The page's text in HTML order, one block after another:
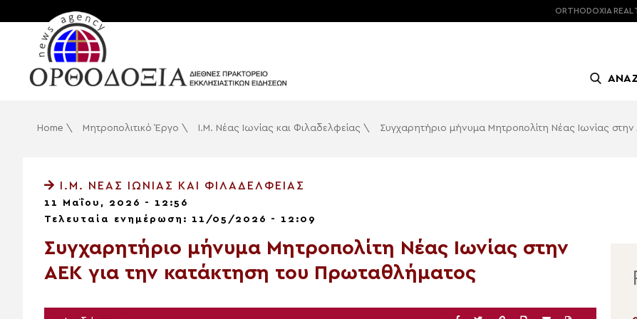
ORTHODOXIA REAL
Home \ Μητροπολιτικό Έργο \ Ι.Μ. Νέας Ιωνίας και Φιλαδελφείας \ Συγχαρητήριο μήνυμα Μητροπολίτη Νέας Ιωνίας
Ι.Μ. ΝΈΑΣ ΙΩΝΊΑΣ ΚΑΙ ΦΙΛΑΔΕΛΦΕΊΑΣ
11 Μαΐου, 2026 - 12:56
Τελευταία ενημέρωση: 11/05/2026 - 12:09
Συγχαρητήριο μήνυμα Μητροπολίτη Νέας Ιωνίας στην
ΑΕΚ για την κατάκτηση του Πρωταθλήματος